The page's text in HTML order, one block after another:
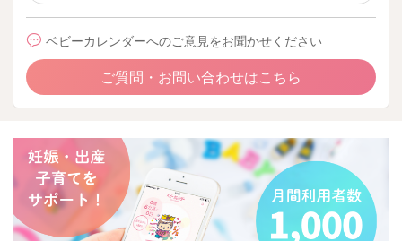
ベビーカレンダーへのご意見をお聞かせください
ご質問・お問い合わせはこちら